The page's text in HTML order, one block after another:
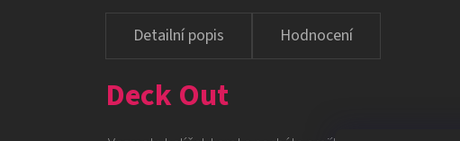
Hodnocení
Deck Out